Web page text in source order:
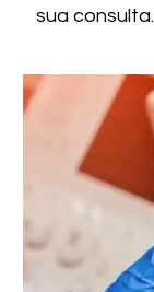
sua consulta.